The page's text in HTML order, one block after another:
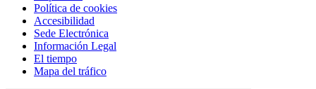
Política de cookies
Accesibilidad
Sede Electrónica
Información Legal
El tiempo
Mapa del tráfico